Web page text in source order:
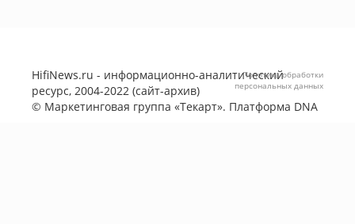
HifiNews.ru - информационно-аналитический
ресурс, 2004-2022 (сайт-архив)
© Маркетинговая группа «Текарт». Платформа DNA
Политика обработки
персональных данных